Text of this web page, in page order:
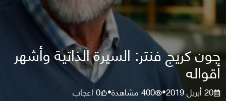
جون كريج فنتر: السيرة الذاتية وأشهر
أقواله
20 أبريل 2019 •
400مشاهدة•
0اعجاب